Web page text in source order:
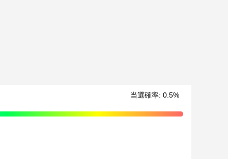
当選確率: 0.5%